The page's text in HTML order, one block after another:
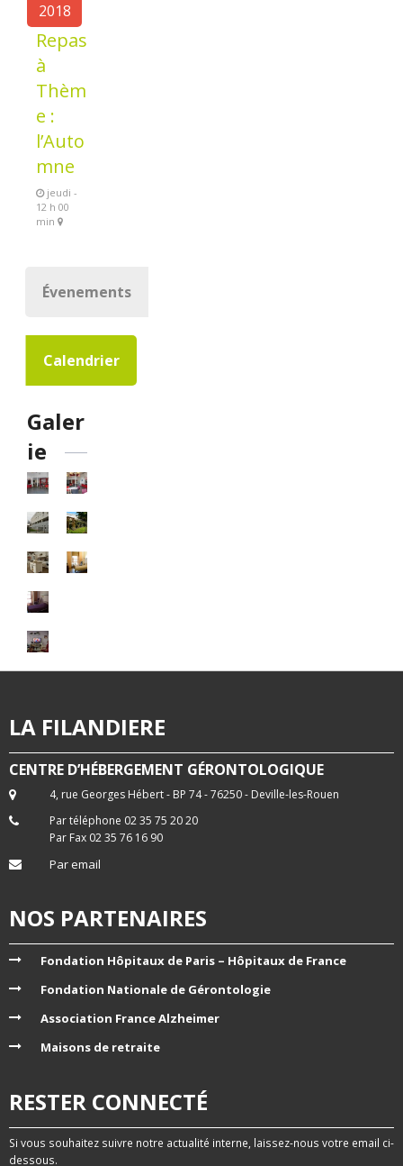
2018
Repas
à
Thèm
e :
l’Auto
mne
jeudi -
12 h 00
min
Évenements
Calendrier
Galer
ie
LA FILANDIERE
CENTRE D’HÉBERGEMENT GÉRONTOLOGIQUE
4, rue Georges Hébert - BP 74 - 76250 - Deville-les-Rouen
Par téléphone 02 35 75 20 20
Par Fax 02 35 76 16 90
Par email
NOS PARTENAIRES
Fondation Hôpitaux de Paris – Hôpitaux de France
Fondation Nationale de Gérontologie
Association France Alzheimer
Maisons de retraite
RESTER CONNECTÉ
Si vous souhaitez suivre notre actualité interne, laissez-nous votre email ci-
dessous.